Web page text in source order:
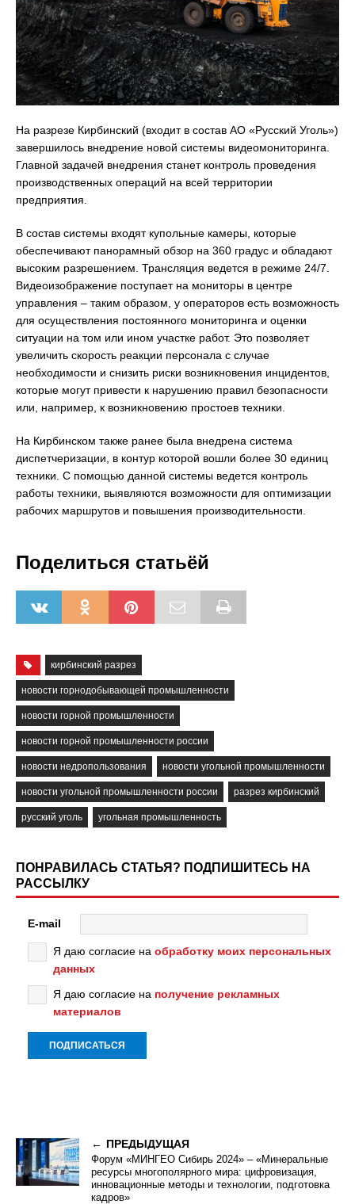
На разрезе Кирбинский (входит в состав АО «Русский Уголь»)
завершилось внедрение новой системы видеомониторинга.
Главной задачей внедрения станет контроль проведения
производственных операций на всей территории
предприятия.
В состав системы входят купольные камеры, которые
обеспечивают панорамный обзор на 360 градус и обладают
высоким разрешением. Трансляция ведется в режиме 24/7.
Видеоизображение поступает на мониторы в центре
управления – таким образом, у операторов есть возможность
для осуществления постоянного мониторинга и оценки
ситуации на том или ином участке работ. Это позволяет
увеличить скорость реакции персонала с случае
необходимости и снизить риски возникновения инцидентов,
которые могут привести к нарушению правил безопасности
или, например, к возникновению простоев техники.
На Кирбинском также ранее была внедрена система
диспетчеризации, в контур которой вошли более 30 единиц
техники. С помощью данной системы ведется контроль
работы техники, выявляются возможности для оптимизации
рабочих маршрутов и повышения производительности.
Поделиться статьёй
кирбинский разрез
новости горнодобывающей промышленности
новости горной промышленности
новости горной промышленности россии
новости недропользования новости угольной промышленности
новости угольной промышленности россии разрез кирбинский
русский уголь угольная промышленность
ПОНРАВИЛАСЬ СТАТЬЯ? ПОДПИШИТЕСЬ НА
РАССЫЛКУ
E-mail
Я даю согласие на обработку моих персональных
данных
Я даю согласие на получение рекламных
материалов
ПРЕДЫДУЩАЯ
Форум «МИНГЕО Сибирь 2024» – «Минеральные
ресурсы многополярного мира: цифровизация,
инновационные методы и технологии, подготовка
кадров»